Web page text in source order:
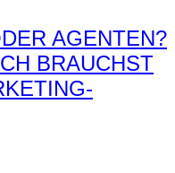
AGENTEN?
BRAUCHST